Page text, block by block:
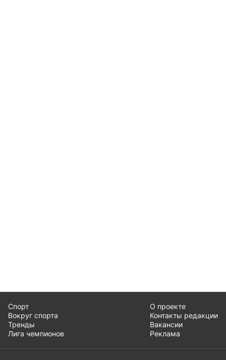
Спорт
Вокруг спорта
Тренды
Лига чемпионов
О проекте
Контакты редакции
Вакансии
Реклама